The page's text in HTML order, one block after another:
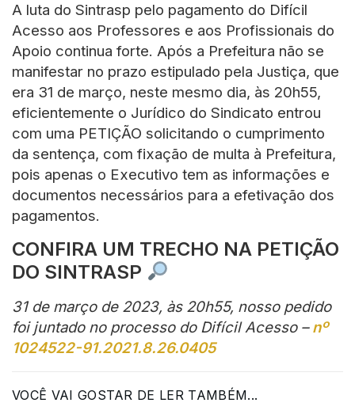
A luta do Sintrasp pelo pagamento do Difícil
Acesso aos Professores e aos Profissionais do
Apoio continua forte. Após a Prefeitura não se
manifestar no prazo estipulado pela Justiça, que
era 31 de março, neste mesmo dia, às 20h55,
eficientemente o Jurídico do Sindicato entrou
com uma PETIÇÃO solicitando o cumprimento
da sentença, com fixação de multa à Prefeitura,
pois apenas o Executivo tem as informações e
documentos necessários para a efetivação dos
pagamentos.
CONFIRA UM TRECHO NA PETIÇÃO
DO SINTRASP
31 de março de 2023, às 20h55, nosso pedido
foi juntado no processo do Difícil Acesso –nº
1024522-91.2021.8.26.0405
VOCÊ VAI GOSTAR DE LER TAMBÉM...